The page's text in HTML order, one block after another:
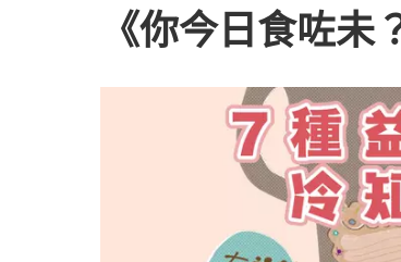
《你今日食咗未